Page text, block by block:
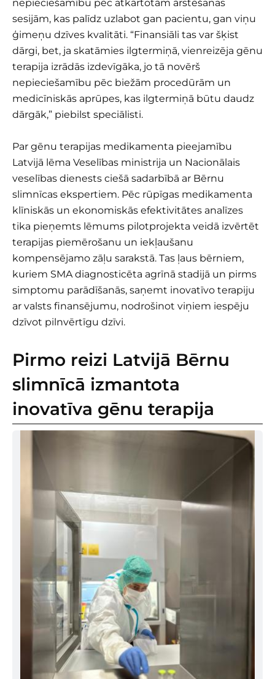
nepieciešamību pēc atkārtotām ārstēšanas
sesijām, kas palīdz uzlabot gan pacientu, gan viņu
ģimeņu dzīves kvalitāti. “Finansiāli tas var šķist
dārgi, bet, ja skatāmies ilgtermiņā, vienreizēja gēnu
terapija izrādās izdevīgāka, jo tā novērš
nepieciešamību pēc biežām procedūrām un
medicīniskās aprūpes, kas ilgtermiņā būtu daudz
dārgāk,” piebilst speciālisti.
Par gēnu terapijas medikamenta pieejamību
Latvijā lēma Veselības ministrija un Nacionālais
veselības dienests ciešā sadarbībā ar Bērnu
slimnīcas ekspertiem. Pēc rūpīgas medikamenta
klīniskās un ekonomiskās efektivitātes analīzes
tika pieņemts lēmums pilotprojekta veidā izvērtēt
terapijas piemērošanu un iekļaušanu
kompensējamo zāļu sarakstā. Tas ļaus bērniem,
kuriem SMA diagnosticēta agrīnā stadijā un pirms
simptomu parādīšanās, saņemt inovatīvo terapiju
ar valsts finansējumu, nodrošinot viņiem iespēju
dzīvot pilnvērtīgu dzīvi.
Pirmo reizi Latvijā Bērnu
slimnīcā izmantota
inovatīva gēnu terapija